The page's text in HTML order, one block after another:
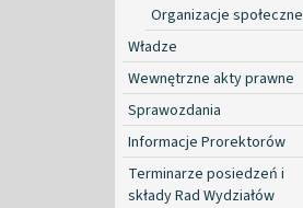
Organizacje społeczne
Władze
Wewnętrzne akty prawne
Sprawozdania
Informacje Prorektorów
Terminarze posiedzeń i
składy Rad Wydziałów